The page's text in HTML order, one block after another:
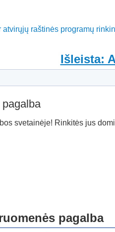
atvirųjų raštinės programų
Išleista:
pagalba
svetainėje! Rinkitės jus
pagalba